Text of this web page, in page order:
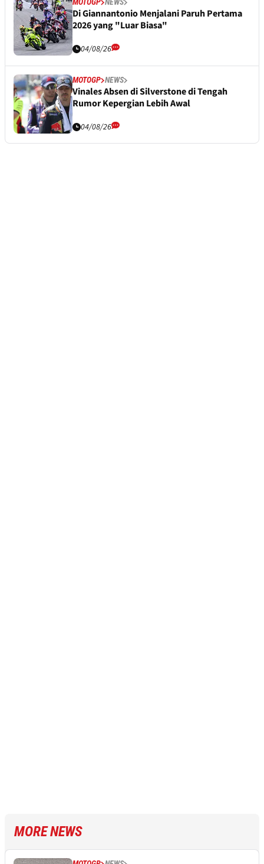
MOTOGP NEWS
Di Giannantonio Menjalani Paruh Pertama
2026 yang "Luar Biasa"
04/08/26
MOTOGP NEWS
Vinales Absen di Silverstone di Tengah
Rumor Kepergian Lebih Awal
04/08/26
MORE NEWS